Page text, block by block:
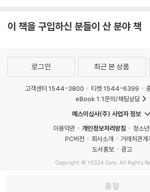
이 책을 구입하신 분들이 산 분야 책
품절
로그인 최근 본 상품
고객센터 1544-3800 티켓 1544-6399
eBook 1:1문의/채팅상담
예스이십사(주) 사업자 정보
이용약관
개인정보처리방침
청소
PC버전
회사소개
거래처관계
도서홍보
광고
Copyright © YES24 Corp. All Rights